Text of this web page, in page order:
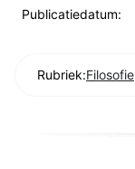
Publicatiedatum:
Rubriek:Filosofie